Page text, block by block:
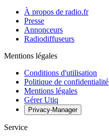
À propos de radio.fr
Presse
Annonceurs
Radiodiffuseurs
Mentions légales
Conditions d'utilisation
Politique de confidentialité
Mentions légales
Gérer Utiq
Privacy-Manager
Service